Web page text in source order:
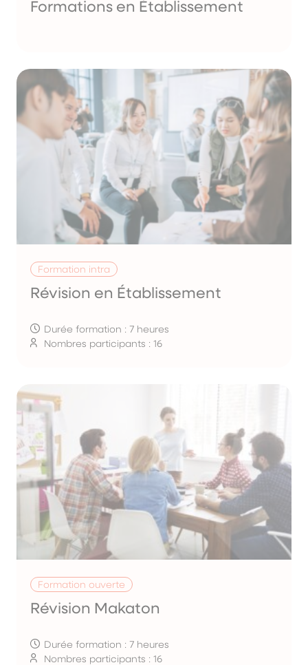
Formations en Établissement
Formation intra
Révision en Établissement
Durée formation : 7 heures
Nombres participants : 16
Formation ouverte
Révision Makaton
Durée formation : 7 heures
Nombres participants : 16